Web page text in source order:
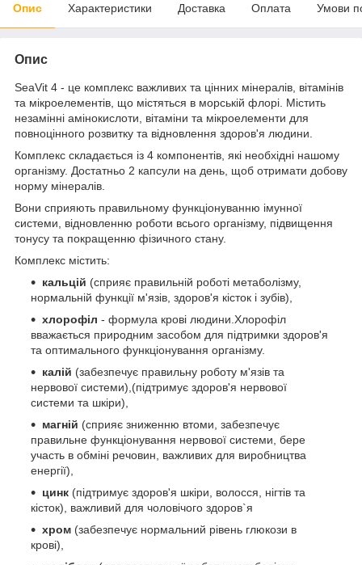
Опис Характеристики Доставка Оплата Умови
Опис
SeaVit 4 - це комплекс важливих та цінних мінералів, вітамінів
та мікроелементів, що містяться в морській флорі. Містить
незамінні амінокислоти, вітаміни та мікроелементи для
повноцінного розвитку та відновлення здоров'я людини.
Комплекс складається із 4 компонентів, які необхідні нашому
організму. Достатньо 2 капсули на день, щоб отримати добову
норму мінералів.
Вони сприяють правильному функціонуванню імунної
системи, відновленню роботи всього організму, підвищення
тонусу та покращенню фізичного стану.
Комплекс містить:
кальцій (сприяє правильній роботі метаболізму,
нормальній функції м'язів, здоров'я кісток і зубів),
хлорофіл - формула крові людини.Хлорофіл
вважається природним засобом для підтримки здоров'я
та оптимального функціонування організму.
калій (забезпечує правильну роботу м'язів та
нервової системи),(підтримує здоров'я нервової
системи та шкіри),
магній (сприяє зниженню втоми, забезпечує
правильне функціонування нервової системи, бере
участь в обміні речовин, важливих для виробництва
енергії),
цинк (підтримує здоров'я шкіри, волосся, нігтів та
кісток), важливий для чоловічого здоров`я
хром (забезпечує нормальний рівень глюкози в
крові),